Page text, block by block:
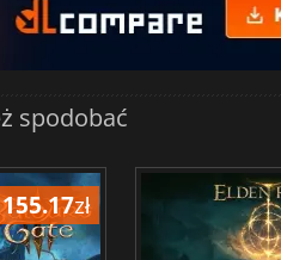
spodobać
155.17zł